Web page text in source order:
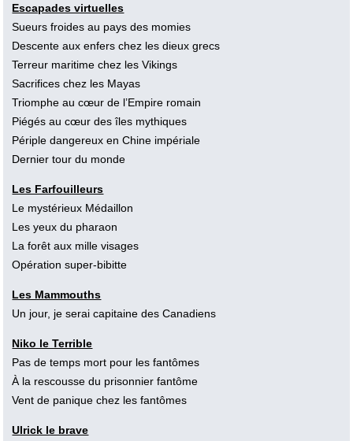
Escapades virtuelles
Sueurs froides au pays des momies
Descente aux enfers chez les dieux grecs
Terreur maritime chez les Vikings
Sacrifices chez les Mayas
Triomphe au cœur de l’Empire romain
Piégés au cœur des îles mythiques
Périple dangereux en Chine impériale
Dernier tour du monde
Les Farfouilleurs
Le mystérieux Médaillon
Les yeux du pharaon
La forêt aux mille visages
Opération super-bibitte
Les Mammouths
Un jour, je serai capitaine des Canadiens
Niko le Terrible
Pas de temps mort pour les fantômes
À la rescousse du prisonnier fantôme
Vent de panique chez les fantômes
Ulrick le brave